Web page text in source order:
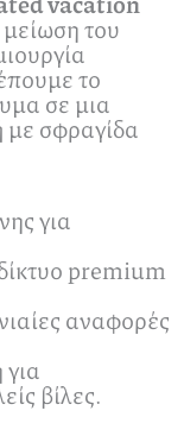
του
το
σε μια
με σφραγίδα
για
premium
αναφορές
βίλες.